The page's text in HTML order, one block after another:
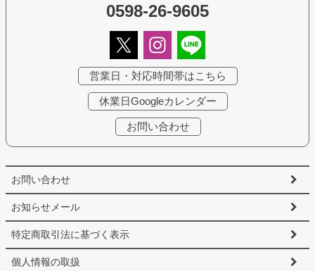
お問い合わせ
お知らせメール
特定商取引法に基づく表示
個人情報の取扱
0598-26-9605
営業日・対応時間帯はこちら
休業日Googleカレンダー
お問い合わせ